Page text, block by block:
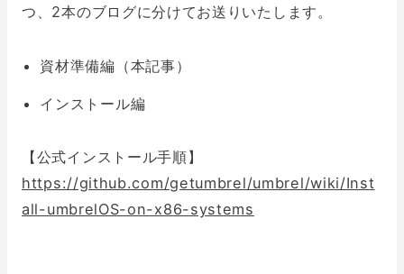
つ、2本のブログに分けてお送りいたします。
資材準備編（本記事）
インストール編
【公式インストール手順】
https://github.com/getumbrel/umbrel/wiki/Inst
all-umbrelOS-on-x86-systems